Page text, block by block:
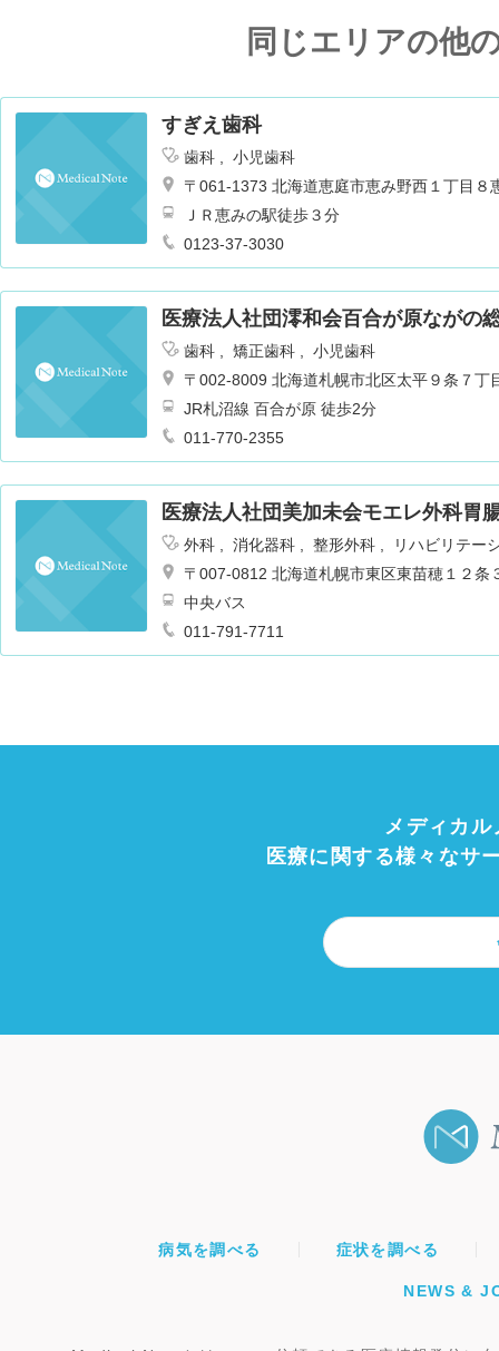
同じエリアの他
すぎえ歯科
歯科
小児歯科
〒061-1373 北海道恵庭市恵み野西１丁目８
ＪＲ恵みの駅徒歩３分
0123-37-3030
医療法人社団澪和会百合が原ながの
歯科 矯正歯科
小児歯科
〒002-8009 北海道札幌市北区太平９条７丁
JR札沼線 百合が原 徒歩2分
011-770-2355
医療法人社団美加未会モエレ外科胃
外科 消化器科 整形外科
リハビリテー
〒007-0812 北海道札幌市東区東苗穂１２条
中央バス
011-791-7711
メディカ
医療に関する様々なサ
病気を調べる 症状を調べる
NEWS &